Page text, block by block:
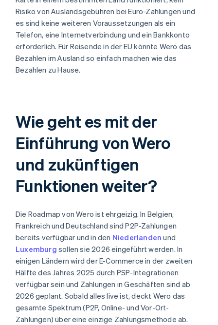
Risiko von Auslandsgebühren bei Euro-Zahlungen und
es sind keine weiteren Voraussetzungen als ein
Telefon, eine Internetverbindung und ein Bankkonto
erforderlich. Für Reisende in der EU könnte Wero das
Bezahlen im Ausland so einfach machen wie das
Bezahlen zu Hause.
Wie geht es mit der
Einführung von Wero
und zukünftigen
Funktionen weiter?
Die Roadmap von Wero ist ehrgeizig. In Belgien,
Frankreich und Deutschland sind P2P-Zahlungen
bereits verfügbar und in den Niederlanden und
Luxemburg sollen sie 2026 eingeführt werden. In
einigen Ländern wird der E-Commerce in der zweiten
Hälfte des Jahres 2025 durch PSP-Integrationen
verfügbar sein und Zahlungen in Geschäften sind ab
2026 geplant. Sobald alles live ist, deckt Wero das
gesamte Spektrum (P2P, Online- und Vor-Ort-
Zahlungen) über eine einzige Zahlungsmethode ab.